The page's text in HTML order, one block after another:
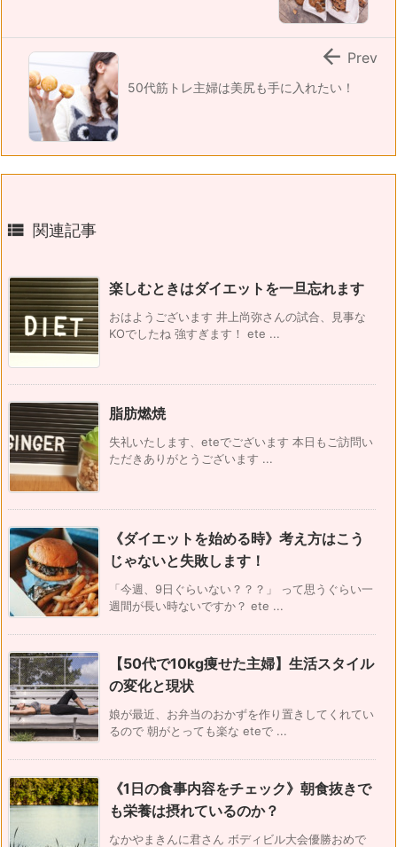
50代筋トレ主婦は美尻も手に入れたい！
 Prev
 関連記事
楽しむときはダイエットを一旦忘れます
おはようございます 井上尚弥さんの試合、見事な
KOでしたね 強すぎます！ ete ...
脂肪燃焼
失礼いたします、eteでございます 本日もご訪問い
ただきありがとうございます ...
《ダイエットを始める時》考え方はこう
じゃないと失敗します！
「今週、9日ぐらいない？？？」 って思うぐらい一
週間が長い時ないですか？ ete ...
【50代で10kg痩せた主婦】生活スタイル
の変化と現状
娘が最近、お弁当のおかずを作り置きしてくれてい
るので 朝がとっても楽な eteで ...
《1日の食事内容をチェック》朝食抜きで
も栄養は摂れているのか？
なかやまきんに君さん ボディビル大会優勝おめで